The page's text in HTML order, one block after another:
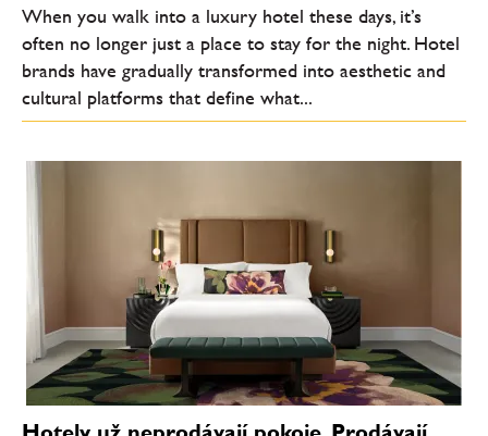
When you walk into a luxury hotel these days, it’s
often no longer just a place to stay for the night. Hotel
brands have gradually transformed into aesthetic and
cultural platforms that define what...